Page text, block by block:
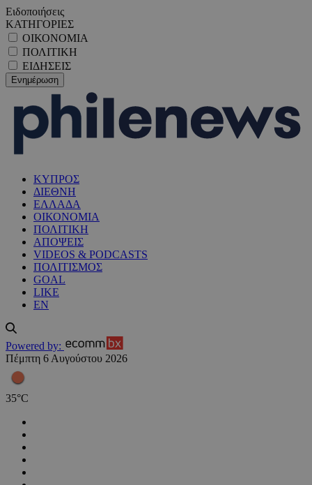
Ειδοποιήσεις
ΚΑΤΗΓΟΡΙΕΣ
ΟΙΚΟΝΟΜΙΑ
ΠΟΛΙΤΙΚΗ
ΕΙΔΗΣΕΙΣ
ΚΥΠΡΟΣ
ΔΙΕΘΝΗ
ΕΛΛΑΔΑ
ΟΙΚΟΝΟΜΙΑ
ΠΟΛΙΤΙΚΗ
ΑΠΟΨΕΙΣ
VIDEOS & PODCASTS
ΠΟΛΙΤΙΣΜΟΣ
GOAL
LIKE
EN
Powered by:
Πέμπτη 6 Αυγούστου 2026
35°C